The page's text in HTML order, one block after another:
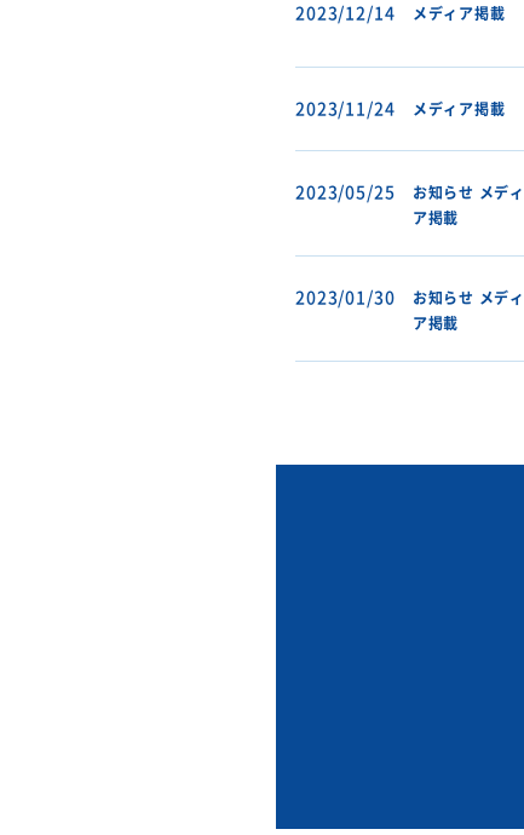
2023/12/14 メディア掲載
2023/11/24 メディア掲載
2023/05/25 お知らせ
メディ
ア掲載
2023/01/30 お知らせ
メディ
ア掲載